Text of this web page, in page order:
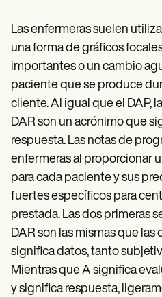
Las enfermeras suelen
una forma de gráficos
importantes o un cambio
paciente que se produce
cliente. Al igual que el DAP,
DAR son un acrónimo que
respuesta. Las notas de
enfermeras al proporcionar
para cada paciente y sus
fuertes específicos para
prestada. Las dos primeras
DAR son las mismas que las
significa datos, tanto
Mientras que A significa
y significa respuesta,